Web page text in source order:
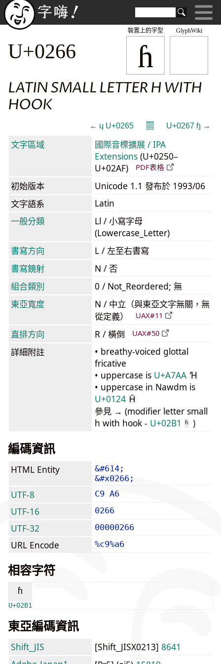
GlyphWiki
ɦ
裝置上的字型
U+0266
LATIN SMALL LETTER H WITH
HOOK
← ɥ U+0265 𝄜 U+0267 ɧ →
文字區域
國際音標擴展 / IPA
Extensions (U+0250–
U+02AF)
PDF表格
初始版本
Unicode 1.1 發布於 1993/06
文字語系
Latin
一般分類
Ll / 小寫字母
(Lowercase_Letter)
書寫方向
L / 左至右書寫
書寫鏡射
N / 否
組合類別
0 / Not_Reordered; 無
東亞寬度
N / 中立（與東亞文字無關，無
從定義）
UAX#11
直排方向 R / 橫倒 UAX#50
詳細附註
• breathy-voiced glottal
fricative
• uppercase is U+A7AA Ɦ
• uppercase in Nawdm is
U+0124 Ĥ
參見 → (modifier letter small
h with hook - U+02B1 ʱ )
編碼資訊
HTML Entity
&#614;
&#x0266;
UTF-8 C9 A6
UTF-16 0266
UTF-32 00000266
URL Encode %c9%a6
相容字符
ʱ
U+02B1
東亞編碼資訊
Shift_JIS [Shift_JISX0213] 8641